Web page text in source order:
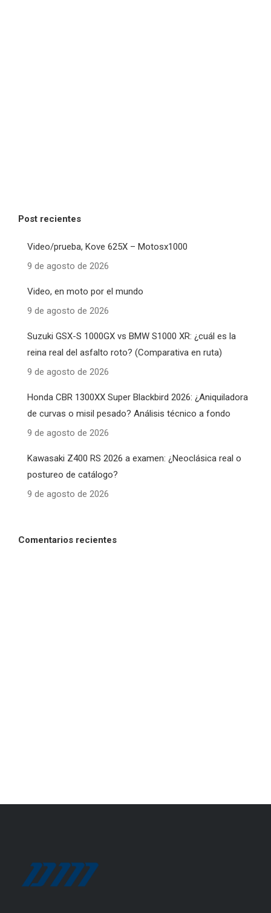
Post recientes
Video/prueba, Kove 625X – Motosx1000
9 de agosto de 2026
Video, en moto por el mundo
9 de agosto de 2026
Suzuki GSX-S 1000GX vs BMW S1000 XR: ¿cuál es la
reina real del asfalto roto? (Comparativa en ruta)
9 de agosto de 2026
Honda CBR 1300XX Super Blackbird 2026: ¿Aniquiladora
de curvas o misil pesado? Análisis técnico a fondo
9 de agosto de 2026
Kawasaki Z400 RS 2026 a examen: ¿Neoclásica real o
postureo de catálogo?
9 de agosto de 2026
Comentarios recientes